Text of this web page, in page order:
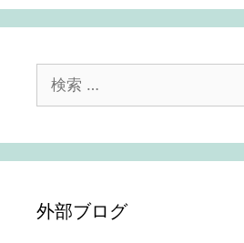
ー
ョ
索:
外部ブログ